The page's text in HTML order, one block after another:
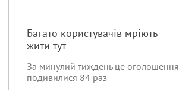
Багато користувачів мріють
жити тут
За минулий тиждень це оголошення
подивилися 84 раз